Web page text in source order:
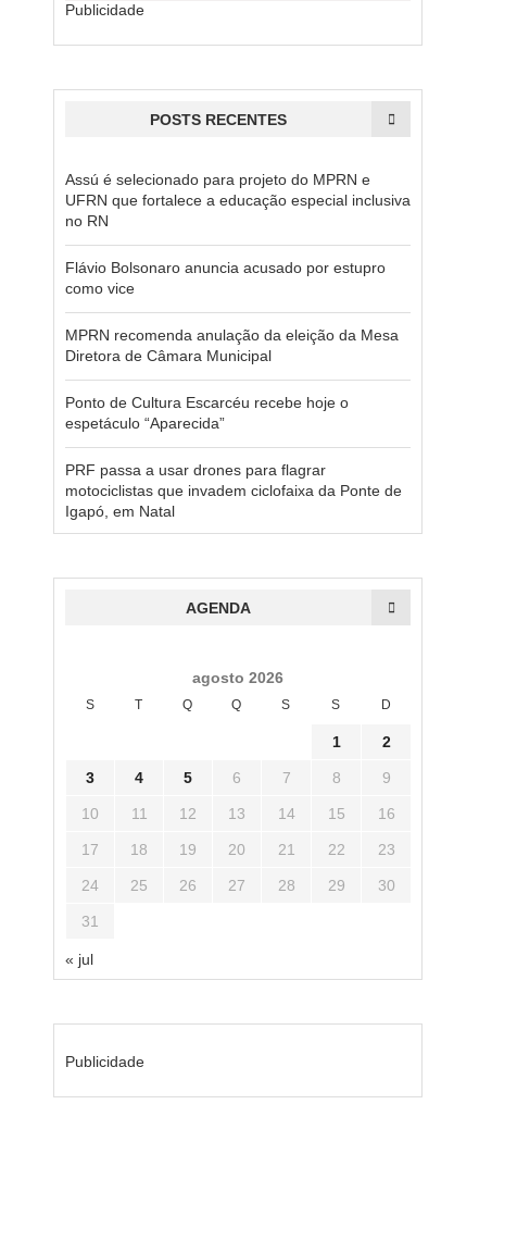
Publicidade
POSTS RECENTES
Assú é selecionado para projeto do MPRN e
UFRN que fortalece a educação especial inclusiva
no RN
Flávio Bolsonaro anuncia acusado por estupro
como vice
MPRN recomenda anulação da eleição da Mesa
Diretora de Câmara Municipal
Ponto de Cultura Escarcéu recebe hoje o
espetáculo “Aparecida”
PRF passa a usar drones para flagrar
motociclistas que invadem ciclofaixa da Ponte de
Igapó, em Natal
AGENDA
agosto 2026
S T Q Q S S D
1 2
3 4 5 6 7 8 9
10 11 12 13 14 15 16
17 18 19 20 21 22 23
24 25 26 27 28 29 30
31
« jul
Publicidade